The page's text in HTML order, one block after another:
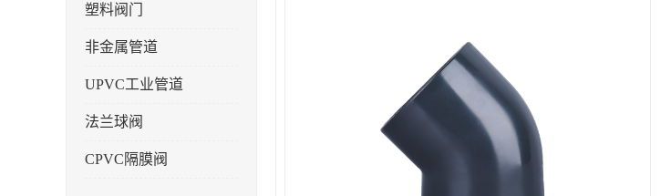
塑料阀门
非金属管道
UPVC工业管道
法兰球阀
CPVC隔膜阀